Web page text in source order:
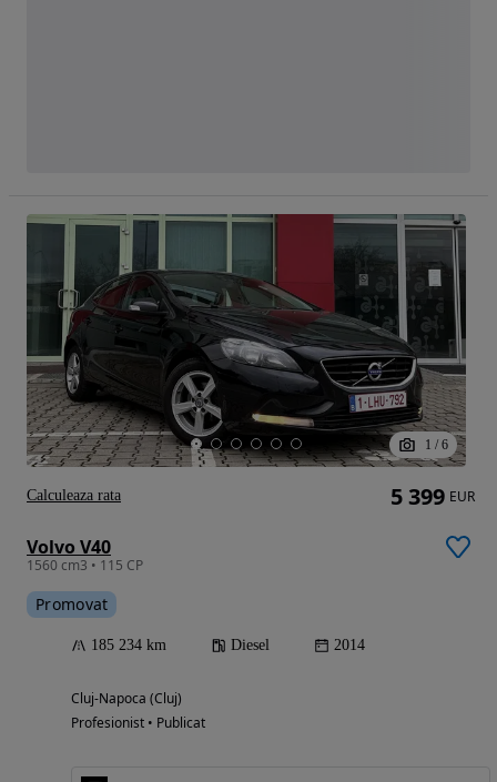
1 / 6
Volvo V40
1560 cm3 • 115 CP
Promovat
185 234 km Diesel 2014
Cluj-Napoca (Cluj)
Profesionist • Publicat
5 399 EUR
Calculeaza rata